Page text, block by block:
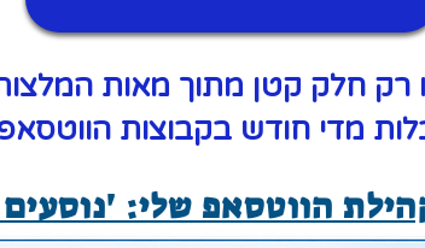
רק חלק קטן מתוך מאות
מדי חודש בקבוצות
הווטסאפ שלי: